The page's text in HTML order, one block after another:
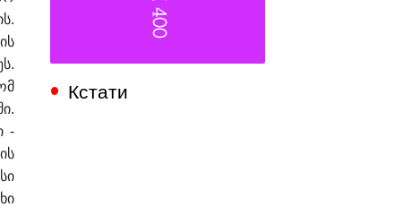
-
Кстати